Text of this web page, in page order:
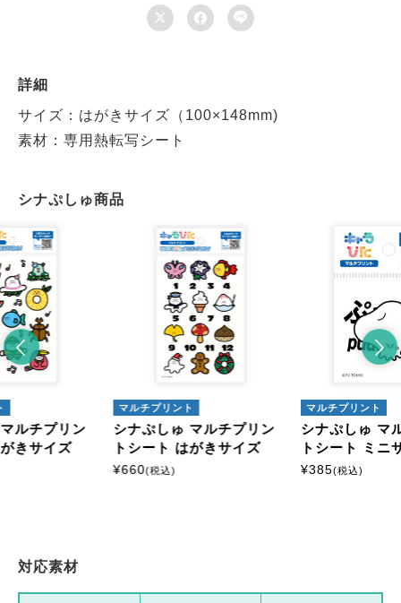
  
詳細
サイズ：はがきサイズ（100×148mm)
素材：専用熱転写シート
シナぷしゅ商品
ルチプリン
きサイズ
マルチプリント
シナぷしゅ マルチプリン
トシート はがきサイズ
¥660(税込)
マルチプリント
シナぷしゅ マ
トシート ミニ
¥385(税込)
対応素材